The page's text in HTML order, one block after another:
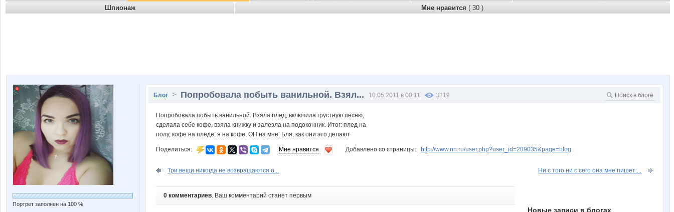
Шпионаж
Мне нравится ( 30 )
Портрет заполнен на 100 %
Блог > Попробовала побыть ванильной. Взял... 10.05.2011 в 00:11 3319
Попробовала побыть ванильной. Взяла плед, включила грустную песню,
сделала себе кофе, взяла книжку и залезла на подоконник. Итог: плед на
полу, кофе на пледе, я на кофе, ОН на мне. Бля, как они это делают
Поделиться: Мне нравится Добавлено со страницы: http://www.nn.ru/user.php?user_id=209035&page=blog
Три вещи никогда не возвращаются о... Ни с того ни с сего она мне пишет:...
0 комментариев. Ваш комментарий станет первым
Новые записи в блогах